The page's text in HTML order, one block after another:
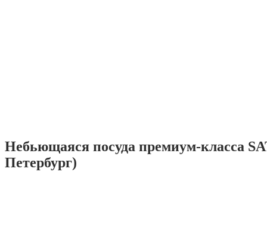
Небьющаяся посуда премиум-класса
Петербург)